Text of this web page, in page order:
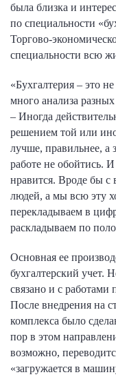
была близка и
по специальности
Торгово-
специальности всю
«Бухгалтерия – это
много анализа
– Иногда
решением той или
лучше, правильнее, а
работе не обойтись.
нравится. Вроде бы с
людей, а мы всю эту
перекладываем в
раскладываем по
Основная ее
бухгалтерский учет.
связано и с работами
После внедрения на
комплекса было
пор в этом
возможно,
«загружается в